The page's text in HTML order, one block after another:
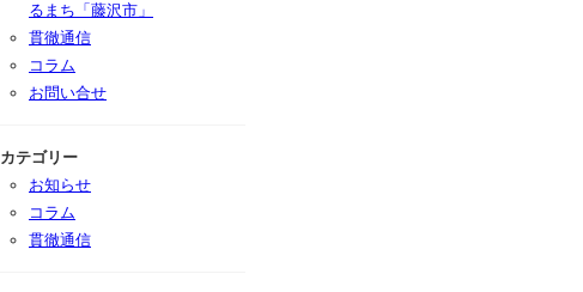
るまち「藤沢市」
貫徹通信
コラム
お問い合せ
カテゴリー
お知らせ
コラム
貫徹通信